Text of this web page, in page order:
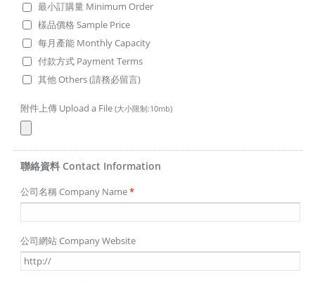
最小訂購量 Minimum Order
樣品價格 Sample Price
每月產能 Monthly Capacity
付款方式 Payment Terms
其他 Others (請務必留言)
附件上傳 Upload a File (大小限制:10mb)
聯絡資料 Contact Information
公司名稱 Company Name*
公司網站 Company Website